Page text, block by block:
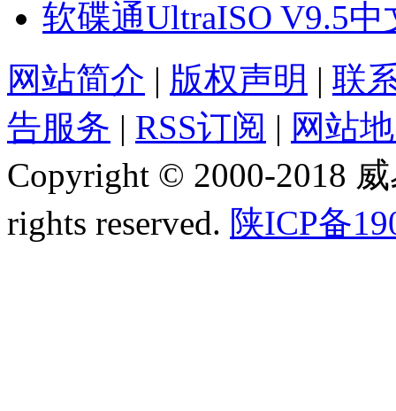
软碟通UltraISO V9.5
网站简介 | 版权声明 | 联
告服务 | RSS订阅 | 网站
Copyright © 2000-2018
rights reserved. 陕ICP备